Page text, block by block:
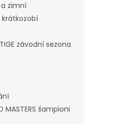
zimní
krátkozobí
závodní sezona
MASTERS šampioni